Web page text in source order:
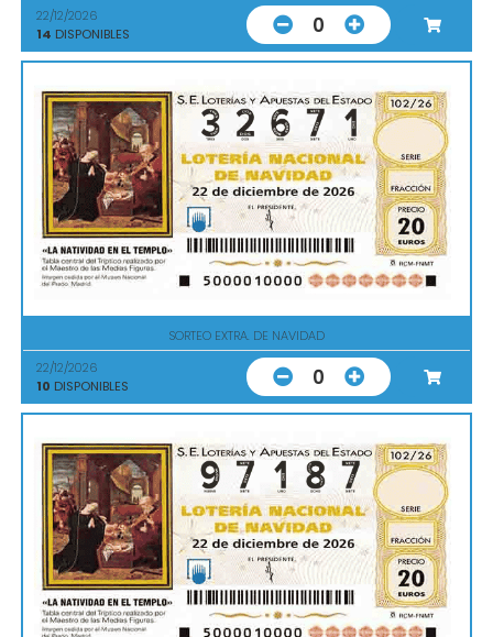
22/12/2026
14 DISPONIBLES 0
SORTEO EXTRA. DE NAVIDAD
22/12/2026
10 DISPONIBLES 0